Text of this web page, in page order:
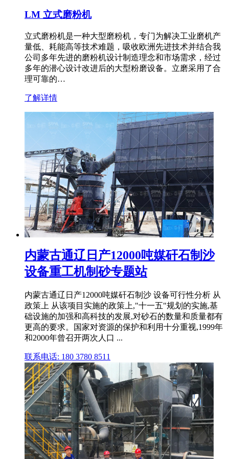
LM 立式磨粉机
立式磨粉机是一种大型磨粉机，专门为解决工业磨机产
量低、耗能高等技术难题，吸收欧洲先进技术并结合我
公司多年先进的磨粉机设计制造理念和市场需求，经过
多年的潜心设计改进后的大型粉磨设备。立磨采用了合
理可靠的…
了解详情
内蒙古通辽日产12000吨媒矸石制沙
设备重工机制砂专题站
内蒙古通辽日产12000吨媒矸石制沙 设备可行性分析 从
政策上 从该项目实施的政策上,"十一五"规划的实施,基
础设施的加强和高科技的发展,对砂石的数量和质量都有
更高的要求。国家对资源的保护和利用十分重视,1999年
和2000年曾召开两次人口 ...
联系电话: 180 3780 8511